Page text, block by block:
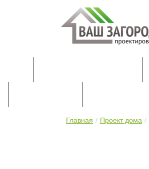
Главная Проект дома